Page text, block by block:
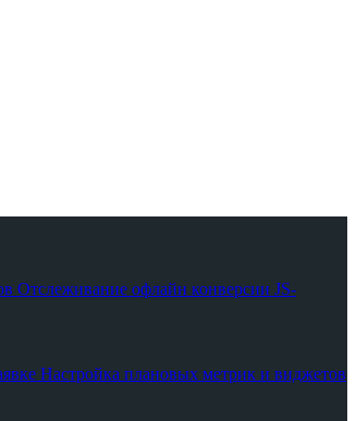
Отслеживание офлайн конверсии JS-
Настройка плановых метрик и виджетов